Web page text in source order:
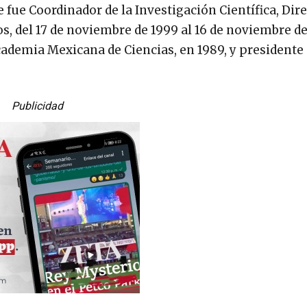
fue Coordinador de la Investigación Científica,
17 de noviembre de 1999 al 16 de noviembre
Mexicana de Ciencias, en 1989, y presidente
Publicidad